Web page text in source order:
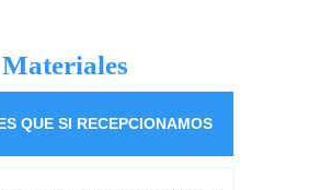
Materiales
QUE SI RECEPCIONAMOS